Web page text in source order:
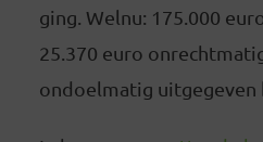
ging. Welnu: 175.000
25.370 euro
ondoelmatig uitgegeven